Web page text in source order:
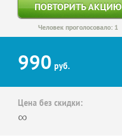
ПОВТОРИТЬ АКЦИЮ
Человек проголосовало: 1
990 руб.
Цена без скидки:
∞